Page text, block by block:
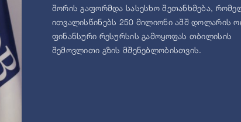
შორის გაფორმდა სასესხო შეთანხმება,
ითვალისწინებს 250 მილიონი აშშ დოლარის
ფინანსური რესურსის გამოყოფას თბილისის
შემოვლითი გზის მშენებლობისთვის.